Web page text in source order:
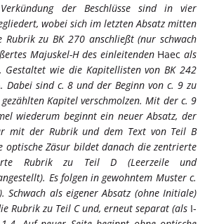
der Beschlüsse sind in vier
wobei sich im letzten Absatz mitten
zu BK 270 anschließt (nur schwach
Majuskel-H des einleitenden Haec als
Gestaltet wie die Kapitellisten von BK 242
Dabei sind c. 8 und der Beginn von c. 9 zu
gezählten Kapitel verschmolzen. Mit der c. 9
wiederum beginnt ein neuer Absatz, der
mit der Rubrik und dem Text von Teil B
optische Zäsur bildet danach die zentrierte
Rubrik zu Teil D (Leerzeile und
Es folgen in gewohntem Muster c.
). Schwach als eigener Absatz (ohne Initiale)
Rubrik zu Teil C und, erneut separat (als I-